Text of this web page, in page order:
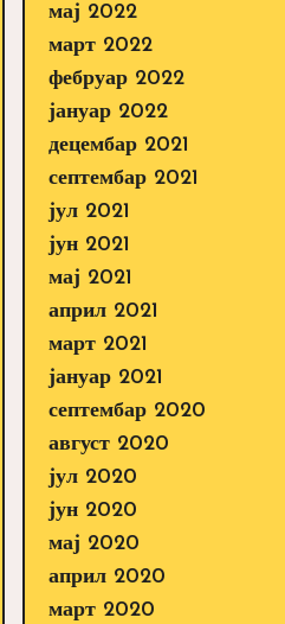
мај 2022
март 2022
фебруар 2022
јануар 2022
децембар 2021
септембар 2021
јул 2021
јун 2021
мај 2021
април 2021
март 2021
јануар 2021
септембар 2020
август 2020
јул 2020
јун 2020
мај 2020
април 2020
март 2020